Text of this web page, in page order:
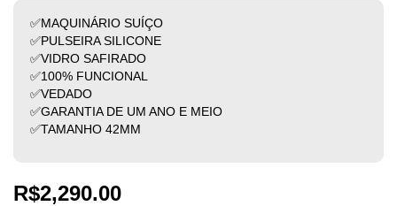
✅MAQUINÁRIO SUÍÇO
✅PULSEIRA SILICONE
✅VIDRO SAFIRADO
✅100% FUNCIONAL
✅VEDADO
✅GARANTIA DE UM ANO E MEIO
✅TAMANHO 42MM
R$2,290.00